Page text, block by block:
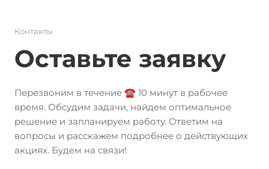
Контакты
Оставьте заявку
Перезвоним в течение ☎️ 10 минут в рабочее
время. Обсудим задачи, найдем оптимальное
решение и запланируем работу. Ответим на
вопросы и расскажем подробнее о действующих
акциях. Будем на связи!